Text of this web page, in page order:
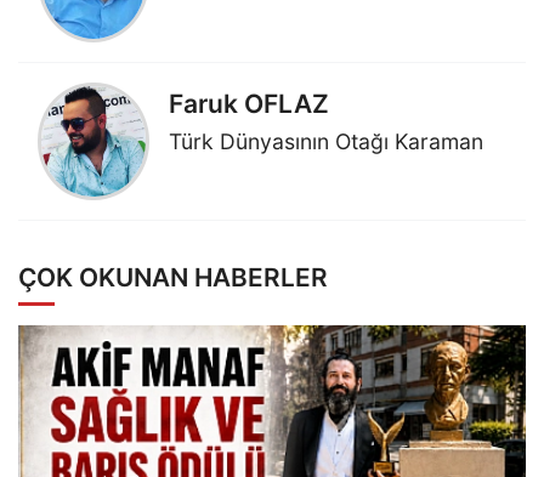
Faruk OFLAZ
Türk Dünyasının Otağı Karaman
ÇOK OKUNAN HABERLER